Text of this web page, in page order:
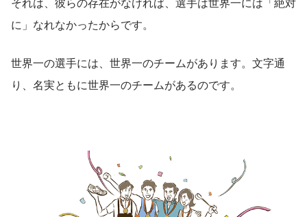
に」なれなかったからです。
世界一の選手には、世界一のチームがあります。文字通
り、名実ともに世界一のチームがあるのです。